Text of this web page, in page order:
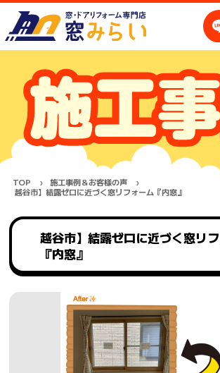
TOP
施工事例＆お客様の声
越谷市】結露ゼロに近づく窓リフォーム『内窓』
越谷市】結露ゼロに近づく窓リ
『内窓』